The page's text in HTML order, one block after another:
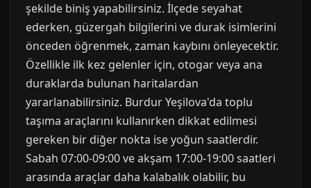
şekilde biniş yapabilirsiniz. İlçede seyahat
ederken, güzergah bilgilerini ve durak isimlerini
önceden öğrenmek, zaman kaybını önleyecektir.
Özellikle ilk kez gelenler için, otogar veya ana
duraklarda bulunan haritalardan
yararlanabilirsiniz. Burdur Yeşilova'da toplu
taşıma araçlarını kullanırken dikkat edilmesi
gereken bir diğer nokta ise yoğun saatlerdir.
Sabah 07:00-09:00 ve akşam 17:00-19:00 saatleri
arasında araçlar daha kalabalık olabilir, bu